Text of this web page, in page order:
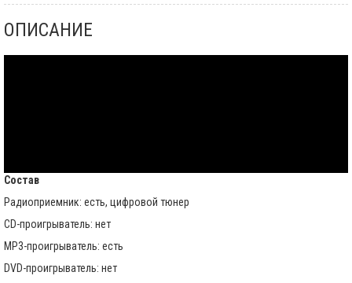
ОПИСАНИЕ
Состав
Радиоприемник: есть, цифровой тюнер
CD-проигрыватель: нет
MP3-проигрыватель: есть
DVD-проигрыватель: нет